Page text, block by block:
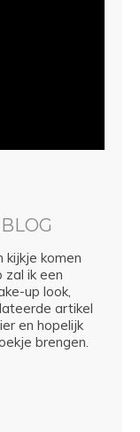
kijkje komen
zal ik een
up look,
artikel
en hopelijk
brengen.